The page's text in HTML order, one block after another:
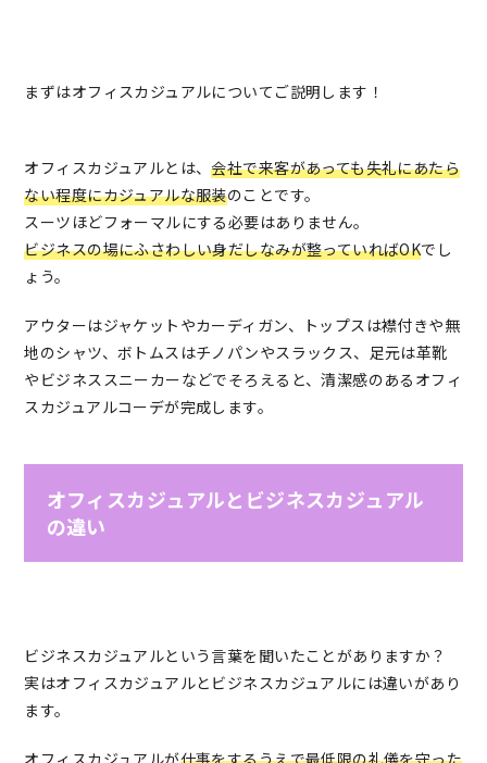
まずはオフィスカジュアルについてご説明します！
オフィスカジュアルとは、会社で来客があっても失礼にあたら
ない程度にカジュアルな服装のことです。
スーツほどフォーマルにする必要はありません。
ビジネスの場にふさわしい身だしなみが整っていればOKでし
ょう。
アウターはジャケットやカーディガン、トップスは襟付きや無
地のシャツ、ボトムスはチノパンやスラックス、足元は革靴
やビジネススニーカーなどでそろえると、清潔感のあるオフィ
スカジュアルコーデが完成します。
オフィスカジュアルとビジネスカジュアル
の違い
ビジネスカジュアルという言葉を聞いたことがありますか？
実はオフィスカジュアルとビジネスカジュアルには違いがあり
ます。